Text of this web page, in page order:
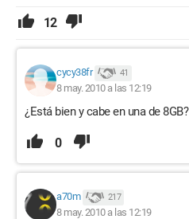
12
cycy38fr 41
8 may. 2010 a las 12:19
¿Está bien y cabe en una de 8GB?
0
a70m 217
8 may. 2010 a las 12:19